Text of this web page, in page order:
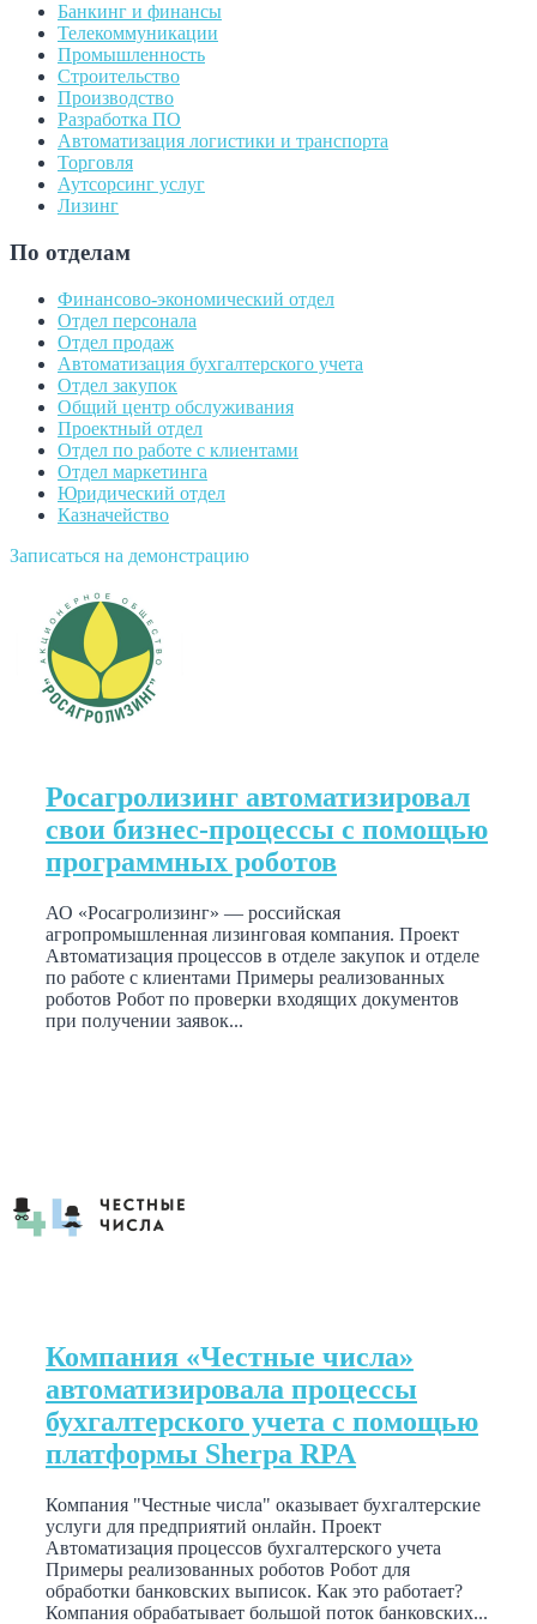
Банкинг и финансы
Телекоммуникации
Промышленность
Строительство
Производство
Разработка ПО
Автоматизация логистики и транспорта
Торговля
Аутсорсинг услуг
Лизинг
По отделам
Финансово-экономический отдел
Отдел персонала
Отдел продаж
Автоматизация бухгалтерского учета
Отдел закупок
Общий центр обслуживания
Проектный отдел
Отдел по работе с клиентами
Отдел маркетинга
Юридический отдел
Казначейство
Записаться на демонстрацию
Росагролизинг автоматизировал
свои бизнес-процессы с помощью
программных роботов
АО «Росагролизинг» — российская
агропромышленная лизинговая компания. Проект
Автоматизация процессов в отделе закупок и отделе
по работе с клиентами Примеры реализованных
роботов Робот по проверки входящих документов
при получении заявок...
Компания «Честные числа»
автоматизировала процессы
бухгалтерского учета с помощью
платформы Sherpa RPA
Компания "Честные числа" оказывает бухгалтерские
услуги для предприятий онлайн. Проект
Автоматизация процессов бухгалтерского учета
Примеры реализованных роботов Робот для
обработки банковских выписок. Как это работает?
Компания обрабатывает большой поток банковских...